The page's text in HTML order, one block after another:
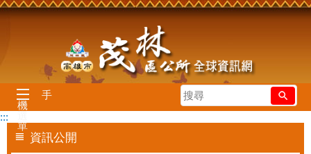
跳到主要內容區塊
搜
尋
手
機
單
:::
資訊公開